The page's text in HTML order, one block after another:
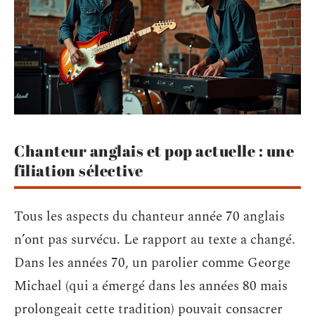
Chanteur anglais et pop actuelle : une
filiation sélective
Tous les aspects du chanteur année 70 anglais
n’ont pas survécu. Le rapport au texte a changé.
Dans les années 70, un parolier comme George
Michael (qui a émergé dans les années 80 mais
prolongeait cette tradition) pouvait consacrer